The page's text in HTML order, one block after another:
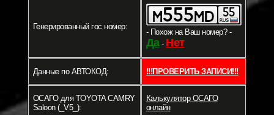
Генерированный гос номер:
- Похож на Ваш номер? -
Да- Нет
Данные по АВТОКОД: !!!ПРОВЕРИТЬ ЗАПИСИ!!!
ОСАГО для TOYOTA CAMRY
Saloon (_V5_):
Калькулятор ОСАГО
онлайн